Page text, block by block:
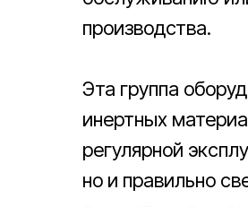
производства.
Эта группа
инертных
регулярной
но и правильно